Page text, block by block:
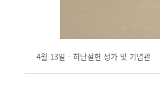
4월 13일 - 허난설헌 생가 및 기념관